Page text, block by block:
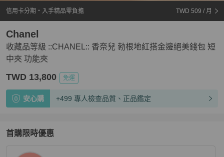
信用卡分期・入手精品零負擔 TWD 509 / 月
收藏品等級 ::CHANEL:: 香奈兒 勃根地紅搭金邊絕美錢包 短
中夾 功能夾
Chanel
TWD 13,800 免運
安心購 +499 專人檢查品質、正品鑑定
首購限時優惠